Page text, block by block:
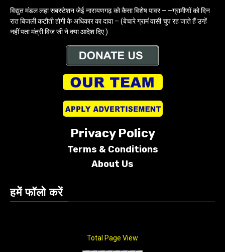
विद्युत मंडल लहा सबस्टेशन जेई नारायणगढ़ को कैसा विशेष पावर – –ग्रामीणों को दिन
रात बिजली कटौती होगी के अधिकार का दावा – (बेचारे ग्रामं वासी चुप रह जाते हैं उन्हें
नहीं पता मंत्री विज जी ने क्या आदेश दिए )
Privacy Policy
Terms & Conditions
About Us
हमें फॉलो करें
Total Page View